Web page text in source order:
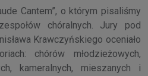
Cantem”, o którym pisaliśmy
chóralnych. Jury pod
Krawczyńskiego oceniało
chórów młodzieżowych,
kameralnych, mieszanych i